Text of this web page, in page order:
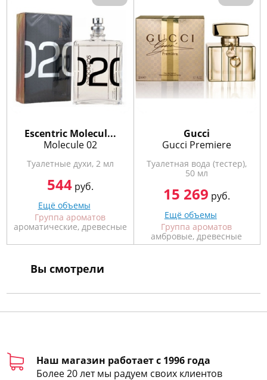
Escentric Molecul...
Molecule 02
Туалетные духи, 2 мл
544руб.
Ещё объемы
Группа ароматов
ароматические, древесные
Gucci
Gucci Premiere
Туалетная вода (тестер),
50 мл
15 269 руб.
Ещё объемы
Группа ароматов
амбровые, древесные
Вы смотрели
Наш магазин работает с 1996 года
Более 20 лет мы радуем своих клиентов